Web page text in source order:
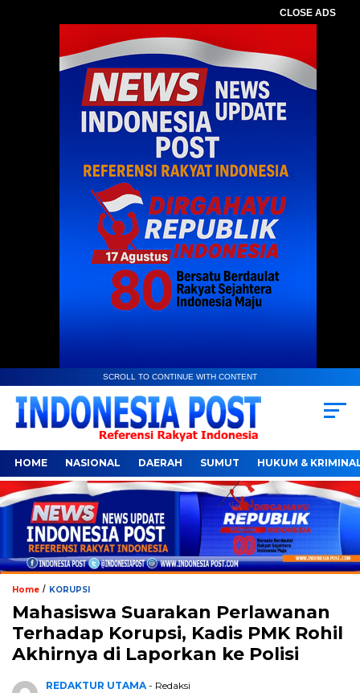
CLOSE ADS
SCROLL TO CONTINUE WITH CONTENT
HOME NASIONAL DAERAH SUMUT HUKUM &
Home / KORUPSI
Mahasiswa Suarakan Perlawanan
Terhadap Korupsi, Kadis PMK Rohil
Akhirnya di Laporkan ke Polisi
REDAKTUR UTAMA - Redaksi